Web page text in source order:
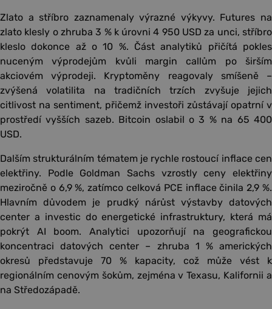
Zlato a stříbro zaznamenaly výrazné výkyvy. Futures na
zlato klesly o zhruba 3 % k úrovni 4 950 USD za unci, stříbro
kleslo dokonce až o 10 %. Část analytiků přičítá pokles
nuceným výprodejům kvůli margin callům po širším
akciovém výprodeji. Kryptoměny reagovaly smíšeně –
zvýšená volatilita na tradičních trzích zvyšuje jejich
citlivost na sentiment, přičemž investoři zůstávají opatrní v
prostředí vyšších sazeb. Bitcoin oslabil o 3 % na 65 400
USD.
Dalším strukturálním tématem je rychle rostoucí inflace cen
elektřiny. Podle Goldman Sachs vzrostly ceny elektřiny
meziročně o 6,9 %, zatímco celková PCE inflace činila 2,9 %.
Hlavním důvodem je prudký nárůst výstavby datových
center a investic do energetické infrastruktury, která má
pokrýt AI boom. Analytici upozorňují na geografickou
koncentraci datových center – zhruba 1 % amerických
okresů představuje 70 % kapacity, což může vést k
regionálním cenovým šokům, zejména v Texasu, Kalifornii a
na Středozápadě.